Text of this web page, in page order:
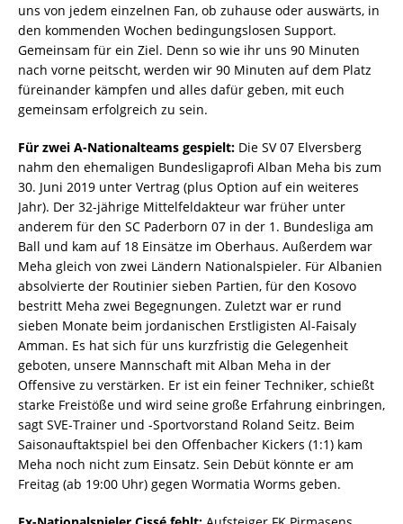
uns von jedem einzelnen Fan, ob zuhause oder auswärts, in
den kommenden Wochen bedingungslosen Support.
Gemeinsam für ein Ziel. Denn so wie ihr uns 90 Minuten
nach vorne peitscht, werden wir 90 Minuten auf dem Platz
füreinander kämpfen und alles dafür geben, mit euch
gemeinsam erfolgreich zu sein.
Für zwei A-Nationalteams gespielt: Die SV 07 Elversberg
nahm den ehemaligen Bundesligaprofi Alban Meha bis zum
30. Juni 2019 unter Vertrag (plus Option auf ein weiteres
Jahr). Der 32-jährige Mittelfeldakteur war früher unter
anderem für den SC Paderborn 07 in der 1. Bundesliga am
Ball und kam auf 18 Einsätze im Oberhaus. Außerdem war
Meha gleich von zwei Ländern Nationalspieler. Für Albanien
absolvierte der Routinier sieben Partien, für den Kosovo
bestritt Meha zwei Begegnungen. Zuletzt war er rund
sieben Monate beim jordanischen Erstligisten Al-Faisaly
Amman. Es hat sich für uns kurzfristig die Gelegenheit
geboten, unsere Mannschaft mit Alban Meha in der
Offensive zu verstärken. Er ist ein feiner Techniker, schießt
starke Freistöße und wird seine große Erfahrung einbringen,
sagt SVE-Trainer und -Sportvorstand Roland Seitz. Beim
Saisonauftaktspiel bei den Offenbacher Kickers (1:1) kam
Meha noch nicht zum Einsatz. Sein Debüt könnte er am
Freitag (ab 19:00 Uhr) gegen Wormatia Worms geben.